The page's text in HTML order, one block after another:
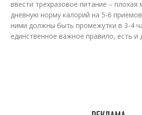
ввести трехразовое питание – плохая
дневную норму калорий на 5-6
ними должны быть промежутки в 3-4
единственное важное правило, есть и